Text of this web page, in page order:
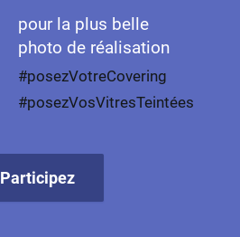
pour la plus belle
photo de réalisation
#posezVotreCovering
#posezVosVitresTeintées
Participez